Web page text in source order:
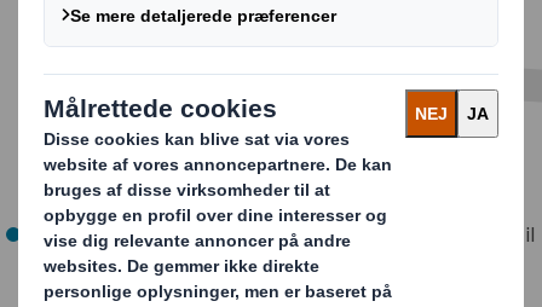
Vi beskytter dine produkter med emballage designet til
dine unikke behov, og bruger så lidt materiale som
muligt.